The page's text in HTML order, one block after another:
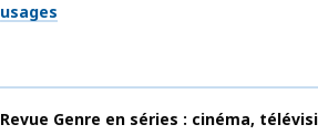
usages
Nom de la publication
Revue Genre en séries : cinéma,